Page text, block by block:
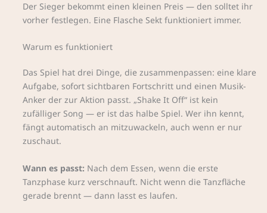
Der Sieger bekommt einen kleinen Preis — den solltet ihr
vorher festlegen. Eine Flasche Sekt funktioniert immer.
Warum es funktioniert
Das Spiel hat drei Dinge, die zusammenpassen: eine klare
Aufgabe, sofort sichtbaren Fortschritt und einen Musik-
Anker der zur Aktion passt. „Shake It Off“ ist kein
zufälliger Song — er ist das halbe Spiel. Wer ihn kennt,
fängt automatisch an mitzuwackeln, auch wenn er nur
zuschaut.
Wann es passt: Nach dem Essen, wenn die erste
Tanzphase kurz verschnauft. Nicht wenn die Tanzfläche
gerade brennt — dann lasst es laufen.